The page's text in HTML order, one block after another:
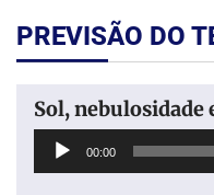
PREVISÃO DO
Sol, nebulosidade
Tocador
00:00